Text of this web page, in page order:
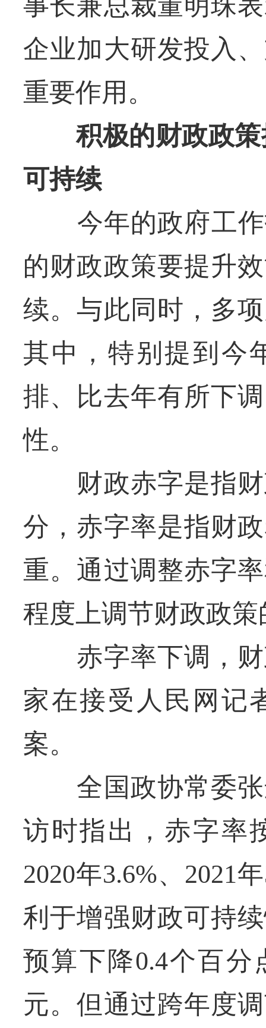
企业加大研发投入
重要作用。
积极的财政政策
可持续
今年的政府工作
的财政政策要提升
续。与此同时，多
其中，特别提到今
排、比去年有所下
性。
财政赤字是指财
分，赤字率是指财
重。通过调整赤字
程度上调节财政政
赤字率下调，财
家在接受人民网记
案。
全国政协常委张
访时指出，赤字率
2020年3.6%、2021
利于增强财政可持
预算下降0.4个百分
元。但通过跨年度